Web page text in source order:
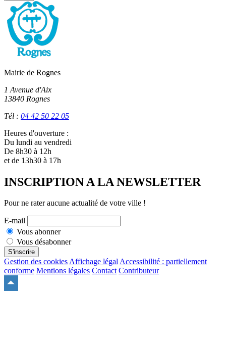
Mairie de Rognes
1 Avenue d'Aix
13840 Rognes
Tél : 04 42 50 22 05
Heures d'ouverture :
Du lundi au vendredi
De 8h30 à 12h
et de 13h30 à 17h
INSCRIPTION A LA NEWSLETTER
Pour ne rater aucune actualité de votre ville !
E-mail
Vous abonner
Vous désabonner
S'inscrire
Gestion des cookiesAffichage légalAccessibilité : partiellement
conforme Mentions légales Contact Contributeur